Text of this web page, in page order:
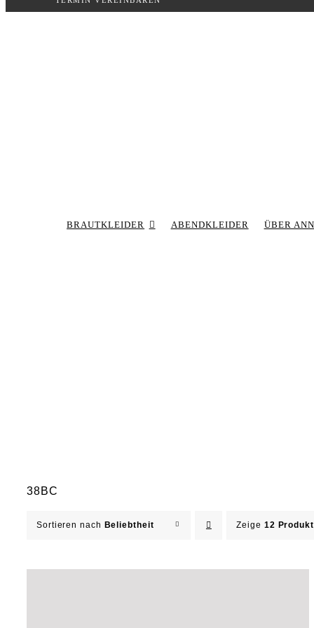
Inhalt
BRAUTKLEIDER ABENDKLEIDER ÜBER
38BC
Sortieren nach Beliebtheit Zeige 12